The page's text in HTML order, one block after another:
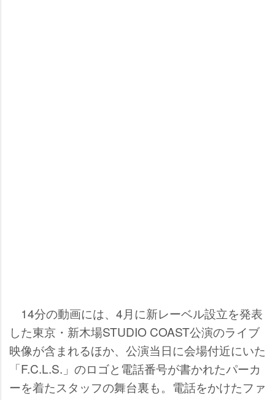
14分の動画には、4月に新レーベル設立を発表
した東京・新木場STUDIO COAST公演のライブ
映像が含まれるほか、公演当日に会場付近にいた
「F.C.L.S.」のロゴと電話番号が書かれたパーカ
ーを着たスタッフの舞台裏も。電話をかけたファ